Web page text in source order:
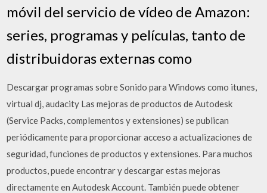
móvil del servicio de vídeo de Amazon:
series, programas y películas, tanto de
distribuidoras externas como
Descargar programas sobre Sonido para Windows como itunes,
virtual dj, audacity Las mejoras de productos de Autodesk
(Service Packs, complementos y extensiones) se publican
periódicamente para proporcionar acceso a actualizaciones de
seguridad, funciones de productos y extensiones. Para muchos
productos, puede encontrar y descargar estas mejoras
directamente en Autodesk Account. También puede obtener